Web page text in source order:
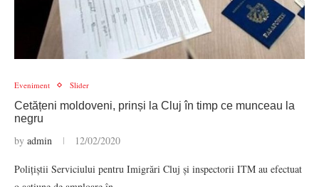
Eveniment Slider
Cetățeni moldoveni, prinși la Cluj în timp ce munceau la
negru
by admin 12/02/2020
Polițiștii Serviciului pentru Imigrări Cluj și inspectorii ITM au efectuat